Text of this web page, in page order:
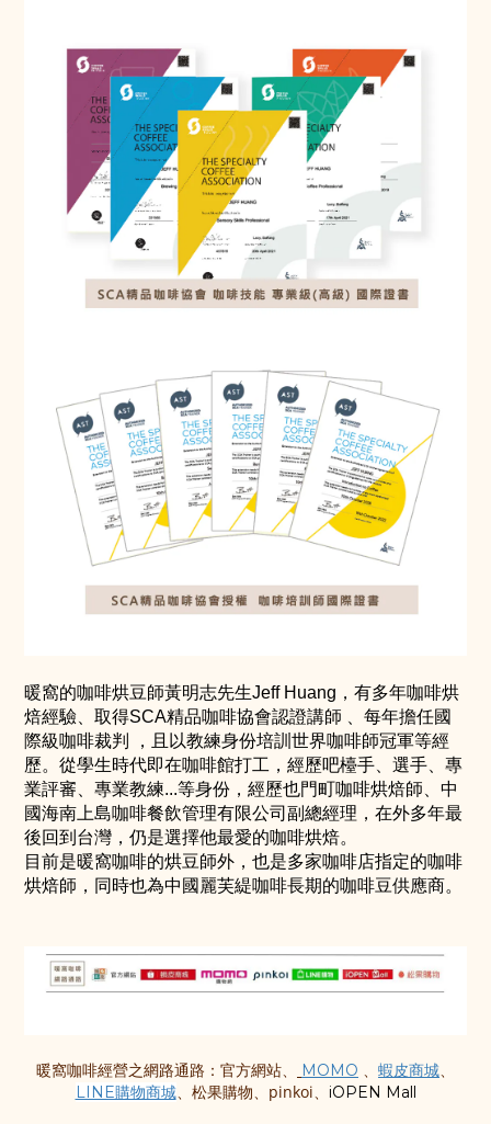
暖窩的咖啡烘豆師黃明志先生Jeff Huang，有多年咖啡烘
焙經驗、取得SCA精品咖啡協會認證講師 、每年擔任國
際級咖啡裁判 ，且以教練身份培訓世界咖啡師冠軍等經
歷。從學生時代即在咖啡館打工，經歷吧檯手、選手、專
業評審、專業教練...等身份，經歷也門町咖啡烘焙師、中
國海南上島咖啡餐飲管理有限公司副總經理，在外多年最
後回到台灣，仍是選擇他最愛的咖啡烘焙。
目前是暖窩咖啡的烘豆師外，也是多家咖啡店指定的咖啡
烘焙師，同時也為中國麗芙緹咖啡長期的咖啡豆供應商。
暖窩咖啡經營之網路通路：官方網站、 MOMO 、 蝦皮商城、
LINE購物商城、松果購物、pinkoi、 iOPEN Mall